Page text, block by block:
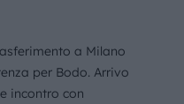
a Milano
per Bodo. Arrivo
incontro con